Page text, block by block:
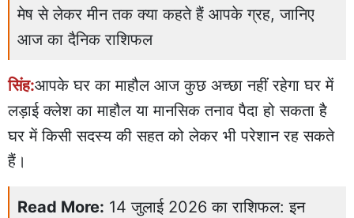
मेष से लेकर मीन तक क्या कहते हैं आपके ग्रह, जानिए
आज का दैनिक राशिफल
सिंह:आपके घर का माहौल आज कुछ अच्छा नहीं रहेगा घर में
लड़ाई क्लेश का माहौल या मानसिक तनाव पैदा हो सकता है
घर में किसी सदस्य की सहत को लेकर भी परेशान रह सकते
हैं।
Read More: 14 जुलाई 2026 का राशिफल: इन